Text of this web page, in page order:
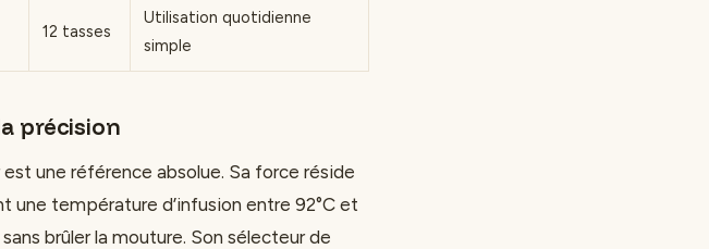
12 tasses
Utilisation quotidienne
simple
précision
une référence absolue. Sa force réside
température d’infusion entre 92°C et
brûler la mouture. Son sélecteur de